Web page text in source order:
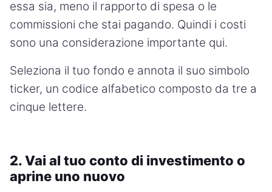
essa sia, meno il rapporto di spesa o le
commissioni che stai pagando. Quindi i costi
sono una considerazione importante qui.
Seleziona il tuo fondo e annota il suo simbolo
ticker, un codice alfabetico composto da tre a
cinque lettere.
2. Vai al tuo conto di investimento o
aprine uno nuovo